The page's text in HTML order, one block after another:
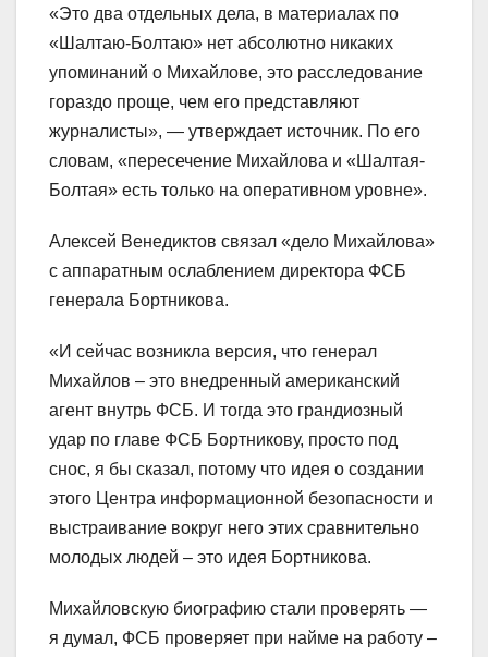
«Это два отдельных дела, в материалах по
«Шалтаю-Болтаю» нет абсолютно никаких
упоминаний о Михайлове, это расследование
гораздо проще, чем его представляют
журналисты», — утверждает источник. По его
словам, «пересечение Михайлова и «Шалтая-
Болтая» есть только на оперативном уровне».
Алексей Венедиктов связал «дело Михайлова»
с аппаратным ослаблением директора ФСБ
генерала Бортникова.
«И сейчас возникла версия, что генерал
Михайлов – это внедренный американский
агент внутрь ФСБ. И тогда это грандиозный
удар по главе ФСБ Бортникову, просто под
снос, я бы сказал, потому что идея о создании
этого Центра информационной безопасности и
выстраивание вокруг него этих сравнительно
молодых людей – это идея Бортникова.
Михайловскую биографию стали проверять —
я думал, ФСБ проверяет при найме на работу –